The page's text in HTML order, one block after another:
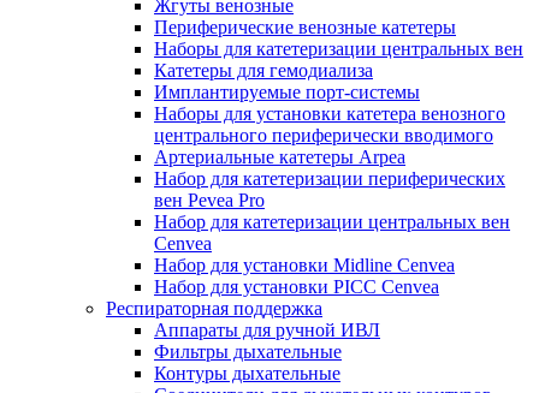
Жгуты венозные
Периферические венозные катетеры
Наборы для катетеризации центральных вен
Катетеры для гемодиализа
Имплантируемые порт‑системы
Наборы для установки катетера венозного
центрального периферически вводимого
Артериальные катетеры Arpea
Набор для катетеризации периферических
вен Pevea Pro
Набор для катетеризации центральных вен
Cenvea
Набор для установки Midline Cenvea
Набор для установки PICC Cenvea
Респираторная поддержка
Аппараты для ручной ИВЛ
Фильтры дыхательные
Контуры дыхательные